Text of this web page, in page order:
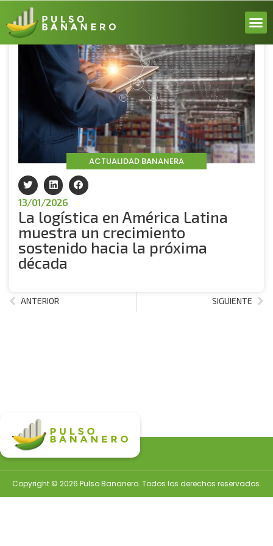
Volver
ACTUALIDAD BANANERA
13/01/2026
La logística en América Latina
muestra un crecimiento
sostenido hacia la próxima
década
ANTERIOR SIGUIENTE
Copyright © 2026 Pulso Bananero. Todos los derechos reservados.